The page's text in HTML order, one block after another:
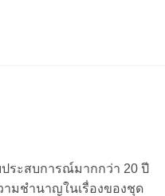
ประสบการณ์มากกว่า 20 ปี
มชำนาญในเรื่องของชุด